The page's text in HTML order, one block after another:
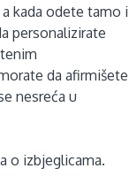
kada odete tamo i
personalizirate
da afirmišete
nesreća u
o izbjeglicama.